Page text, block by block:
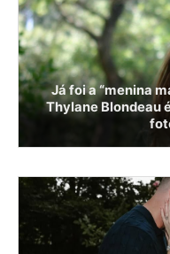
Já foi a “menina
Thylane Blondeau